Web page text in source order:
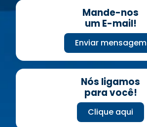
Mande-nos
um E-mail!
Enviar mensagem
Nós ligamos
para você!
Clique aqui